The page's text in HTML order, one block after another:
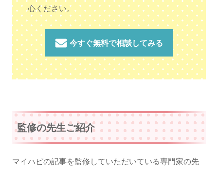
心ください。
今すぐ無料で相談してみる
監修の先生ご紹介
マイハピの記事を監修していただいている専門家の先